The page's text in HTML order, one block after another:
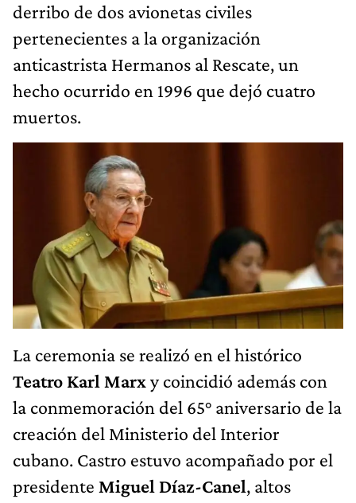
derribo de dos avionetas civiles
pertenecientes a la organización
anticastrista Hermanos al Rescate, un
hecho ocurrido en 1996 que dejó cuatro
muertos.
La ceremonia se realizó en el histórico
Teatro Karl Marx y coincidió además con
la conmemoración del 65° aniversario de la
creación del Ministerio del Interior
cubano. Castro estuvo acompañado por el
presidente Miguel Díaz-Canel, altos